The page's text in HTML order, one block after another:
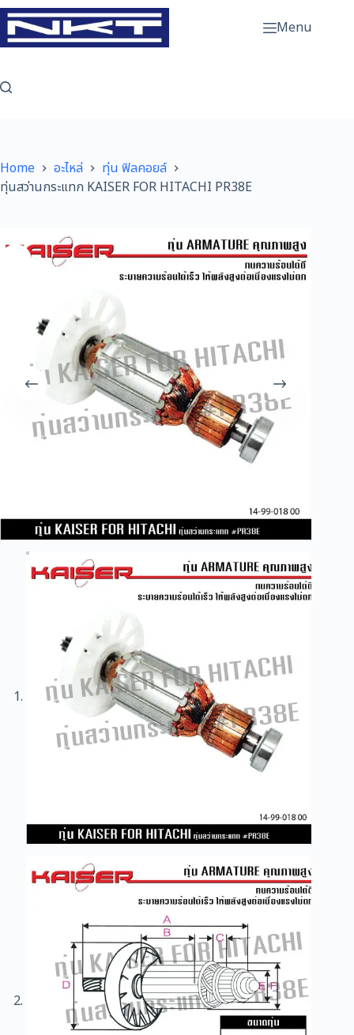
Skip
to
content
Menu
Home อะไหล่
ทุ่น ฟิลคอยล์
ทุ่นสว่านกระแทก KAISER FOR HITACHI PR38E